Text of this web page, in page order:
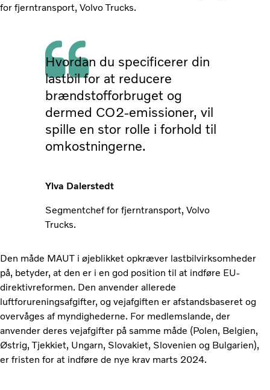
for fjerntransport, Volvo Trucks.
Hvordan du specificerer din
lastbil for at reducere
brændstofforbruget og
dermed CO2-emissioner, vil
spille en stor rolle i forhold til
omkostningerne.
Ylva Dalerstedt
Segmentchef for fjerntransport, Volvo
Trucks.
Den måde MAUT i øjeblikket opkræver lastbilvirksomheder
på, betyder, at den er i en god position til at indføre EU-
direktivreformen. Den anvender allerede
luftforureningsafgifter, og vejafgiften er afstandsbaseret og
overvåges af myndighederne. For medlemslande, der
anvender deres vejafgifter på samme måde (Polen, Belgien,
Østrig, Tjekkiet, Ungarn, Slovakiet, Slovenien og Bulgarien),
er fristen for at indføre de nye krav marts 2024.